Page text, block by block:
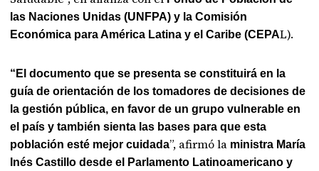
las Naciones Unidas (UNFPA) y la Comisión
Económica para América Latina y el Caribe (CEPAL).
“El documento que se presenta se constituirá en la
guía de orientación de los tomadores de decisiones de
la gestión pública, en favor de un grupo vulnerable en
el país y también sienta las bases para que esta
población esté mejor cuidada”, afirmó la ministra María
Inés Castillo desde el Parlamento Latinoamericano y